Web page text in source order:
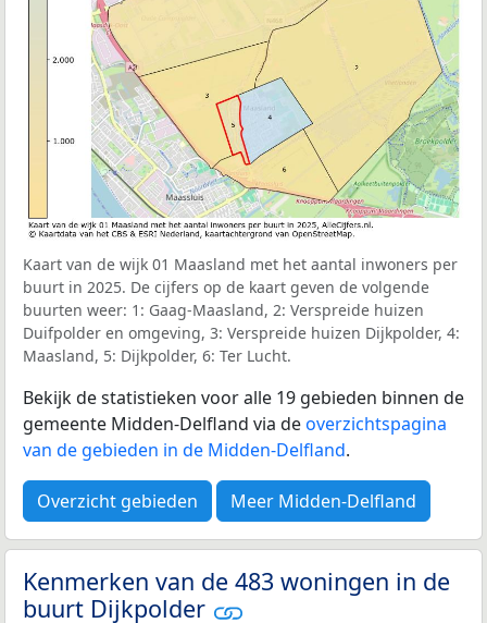
Kaart van de wijk 01 Maasland met het aantal inwoners per
buurt in 2025. De cijfers op de kaart geven de volgende
buurten weer: 1: Gaag-Maasland, 2: Verspreide huizen
Duifpolder en omgeving, 3: Verspreide huizen Dijkpolder, 4:
Maasland, 5: Dijkpolder, 6: Ter Lucht.
Bekijk de statistieken voor alle 19 gebieden binnen de
gemeente Midden-Delfland via deoverzichtspagina
van de gebieden in de Midden-Delfland.
Overzicht gebieden Meer Midden-Delfland
Kenmerken van de 483 woningen in de
buurt Dijkpolder